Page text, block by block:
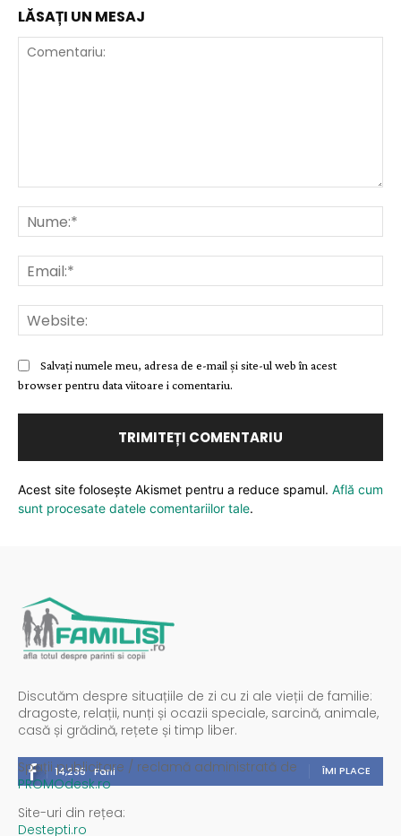
LĂSAȚI UN MESAJ
Salvați numele meu, adresa de e-mail și site-ul web în acest
browser pentru data viitoare i comentariu.
Acest site folosește Akismet pentru a reduce spamul. Află cum
sunt procesate datele comentariilor tale.
Discutăm despre situațiile de zi cu zi ale vieții de familie:
dragoste, relații, nunți și ocazii speciale, sarcină, animale,
casă și grădină, rețete și timp liber.
14,235 Fani ÎMI PLACE
Spații publicitare / reclamă administrată de
PROMOdesk.ro
Site-uri din rețea:
Destepti.ro